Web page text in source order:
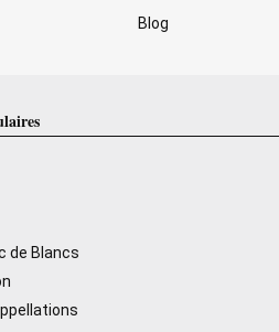
Blog
de Blancs